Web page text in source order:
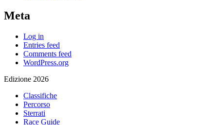
Meta
Log in
Entries feed
Comments feed
WordPress.org
Edizione 2026
Classifiche
Percorso
Sterrati
Race Guide